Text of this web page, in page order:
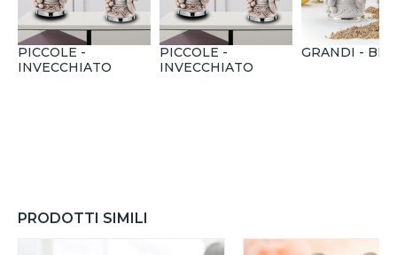
PICCOLE -
INVECCHIATO
PICCOLE -
INVECCHIATO
GRANDI -
PRODOTTI SIMILI